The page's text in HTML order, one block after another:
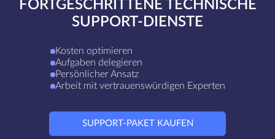
FORTGESCHRITTENE TECHNISCHE
SUPPORT-DIENSTE
Kosten optimieren
Aufgaben delegieren
Persönlicher Ansatz
Arbeit mit vertrauenswürdigen Experten
SUPPORT-PAKET KAUFEN